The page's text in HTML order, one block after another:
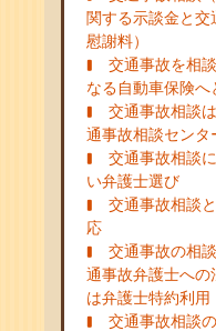
関する示談金と交
慰謝料）
交通事故を相
なる自動車保険へ
交通事故相談
通事故相談センタ
交通事故相談
い弁護士選び
交通事故相談
応
交通事故の相
通事故弁護士への
は弁護士特約利用
交通事故相談